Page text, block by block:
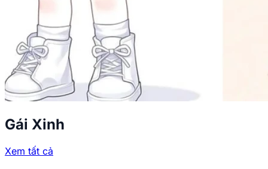
Gái Xinh
Xem tất cả